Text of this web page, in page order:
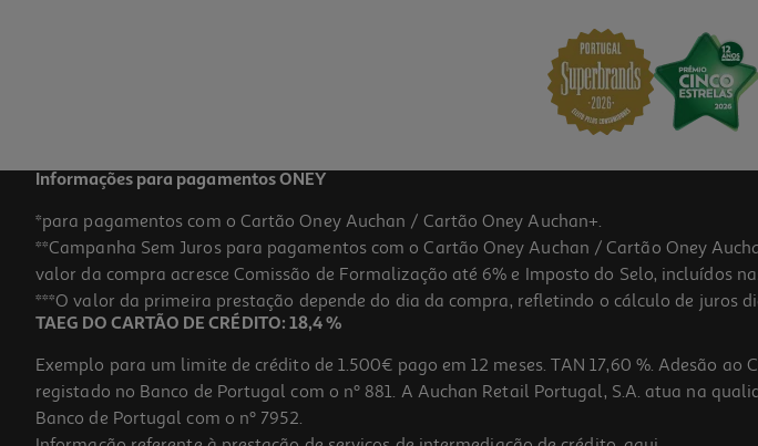
-15%
Informações para pagamentos ONEY
*para pagamentos com o Cartão Oney Auchan / Cartão Oney Auchan+.
**Campanha Sem Juros para pagamentos com o Cartão Oney Auchan / Cartão Oney
valor da compra acresce Comissão de Formalização até 6% e Imposto do Selo, incluídos
***O valor da primeira prestação depende do dia da compra, refletindo o cálculo de juros
TAEG DO CARTÃO DE CRÉDITO: 18,4 %
Exemplo para um limite de crédito de 1.500€ pago em 12 meses. TAN 17,60 %. Adesão
registado no Banco de Portugal com o nº 881. A Auchan Retail Portugal, S.A. atua na
Banco de Portugal com o nº 7952.